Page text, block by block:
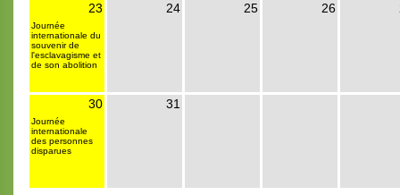
23
Journée
internationale du
souvenir de
l'esclavagisme et
de son abolition
24 25 26
30
Journée
internationale
des personnes
disparues
31